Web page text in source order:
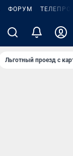
ФОРУМ
Льготный проезд с